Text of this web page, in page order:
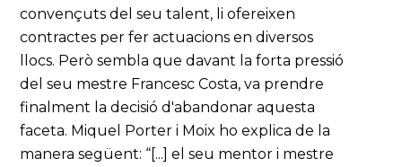
convençuts del seu talent, li ofereixen
contractes per fer actuacions en diversos
llocs. Però sembla que davant la forta pressió
del seu mestre Francesc Costa, va prendre
finalment la decisió d'abandonar aquesta
faceta. Miquel Porter i Moix ho explica de la
manera següent: “[...] el seu mentor i mestre